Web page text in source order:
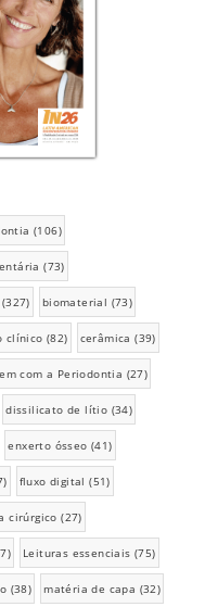
(106)
(73)
(327) biomaterial (73)
clínico (82) cerâmica (39)
com a Periodontia (27)
dissilicato de lítio (34)
enxerto ósseo (41)
fluxo digital (51)
cirúrgico (27)
Leituras essenciais (75)
(38) matéria de capa (32)